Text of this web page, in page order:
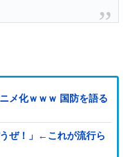
メ化ｗｗｗ 国防を語る
ぜ！」←これが流行ら